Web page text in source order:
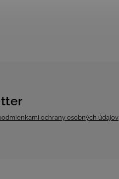
ochrany osobných údajov